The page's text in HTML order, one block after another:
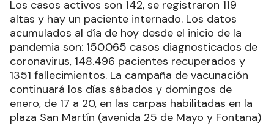
Los casos activos son 142, se registraron 119
altas y hay un paciente internado. Los datos
acumulados al día de hoy desde el inicio de la
pandemia son: 150.065 casos diagnosticados de
coronavirus, 148.496 pacientes recuperados y
1351 fallecimientos. La campaña de vacunación
continuará los días sábados y domingos de
enero, de 17 a 20, en las carpas habilitadas en la
plaza San Martín (avenida 25 de Mayo y Fontana)